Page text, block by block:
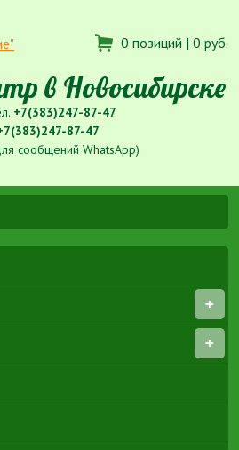
0 позиций | 0 руб.
в Новосибирске
+7(383)247-87-47
87-47
сообщений WhatsApp)